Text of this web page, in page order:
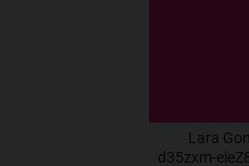
Lara
d35zxm-